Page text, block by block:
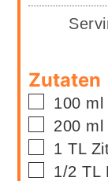
Zutaten
▢
100 ml
▢
200 ml
▢
1 TL
▢
1/2 TL